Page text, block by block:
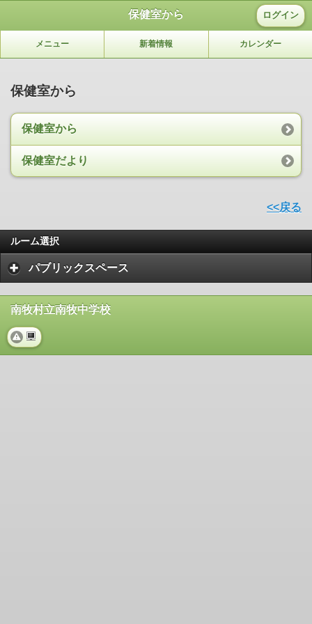
保健室から ログイン
メニュー 新着情報 カレンダー
保健室から
保健室から
保健室だより
<<戻る
ルーム選択
パブリックスペース
南牧村立南牧中学校